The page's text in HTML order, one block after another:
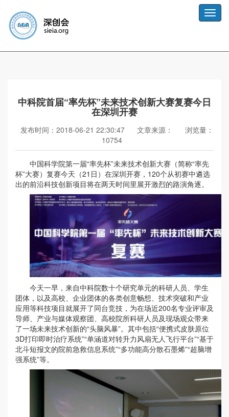
Toggle
中科院首届“率先杯”未来技术创新大赛复赛今日
在深圳开赛
发布时间：2018-06-21 22:30:47 文章来源：
浏览量：
10754
中国科学院第一届“率先杯”未来技术创新大赛（简称“率先
杯”大赛）复赛今天（21日）在深圳开赛，120个从初赛中遴选
出的前沿科技创新项目将在两天时间里展开激烈的路演角逐。
今天一早，来自中科院数十个研究单元的科研人员、学生
团体，以及高校、企业团体的各类创意畅想、技术突破和产业
应用等科技项目就展开了同台竞技，为在场近200名专业评审及
导师、产业与媒体观察团、高校院所科研人员及现场观众带来
了一场未来技术创新的“头脑风暴”。其中包括“便携式皮肤原位
3D打印即时治疗系统”“单涵道对转升力风扇无人飞行平台”“基于
北斗短报文的院前急救信息系统”“多功能高分散石墨烯”“超脑增
强系统”等。